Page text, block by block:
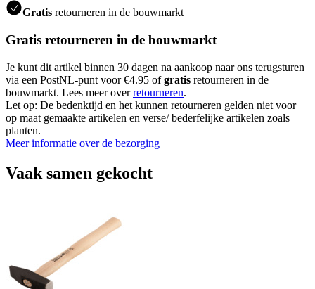
Gratis retourneren in de bouwmarkt
Gratis retourneren in de bouwmarkt
Je kunt dit artikel binnen 30 dagen na aankoop naar ons terugsturen
via een PostNL-punt voor €4.95 ofgratis retourneren in de
bouwmarkt. Lees meer overretourneren.
Let op: De bedenktijd en het kunnen retourneren gelden niet voor
op maat gemaakte artikelen en verse/ bederfelijke artikelen zoals
planten.
Meer informatie over de bezorging
Vaak samen gekocht